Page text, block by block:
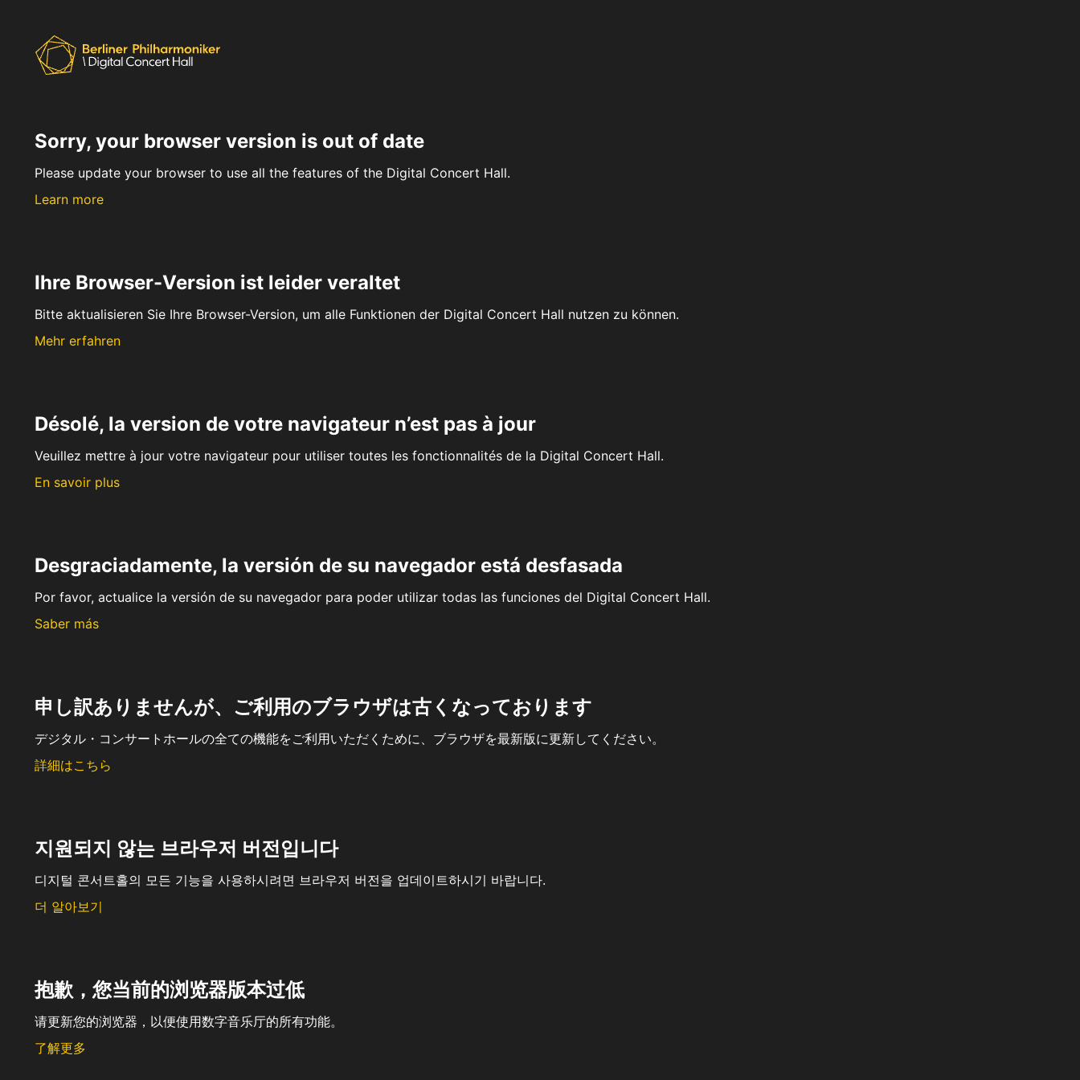
Sorry, your browser version is out of date
Please update your browser to use all the features of the Digital Concert Hall.
Learn more
Ihre Browser-Version ist leider veraltet
Bitte aktualisieren Sie Ihre Browser-Version, um alle Funktionen der Digital Concert Hall nutzen zu können.
Mehr erfahren
Désolé, la version de votre navigateur n’est pas à jour
Veuillez mettre à jour votre navigateur pour utiliser toutes les fonctionnalités de la Digital Concert Hall.
En savoir plus
Desgraciadamente, la versión de su navegador está desfasada
Por favor, actualice la versión de su navegador para poder utilizar todas las funciones del Digital Concert Hall.
Saber más
申し訳ありませんが、ご利用のブラウザは古くなっております
デジタル・コンサートホールの全ての機能をご利用いただくために、ブラウザを最新版に更新してください。
詳細はこちら
지원되지 않는 브라우저 버전입니다
디지털 콘서트홀의 모든 기능을 사용하시려면 브라우저 버전을 업데이트하시기 바랍니다.
더 알아보기
抱歉，您当前的浏览器版本过低
请更新您的浏览器，以便使用数字音乐厅的所有功能。
了解更多